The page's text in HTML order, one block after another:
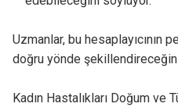
Uzmanlar, bu hesaplayıcının
doğru yönde
Kadın Hastalıkları Doğum ve